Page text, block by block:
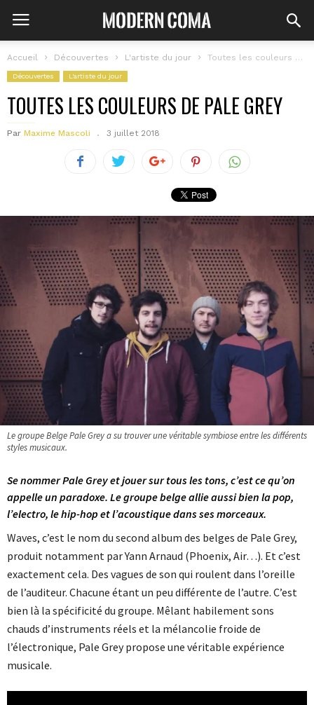
Accueil Découvertes L'artiste du jour Toutes les couleurs de Pale Grey
Découvertes L'artiste du jour
TOUTES LES COULEURS DE PALE GREY
Par Maxime Mascoli 3 juillet 2018
Le groupe Belge Pale Grey a su trouver une véritable symbiose entre les différents
styles musicaux.
Se nommer Pale Grey et jouer sur tous les tons, c’est ce qu’on
appelle un paradoxe. Le groupe belge allie aussi bien la pop,
l’electro, le hip-hop et l’acoustique dans ses morceaux.
Waves, c’est le nom du second album des belges de Pale Grey,
produit notamment par Yann Arnaud (Phoenix, Air…). Et c’est
exactement cela. Des vagues de son qui roulent dans l’oreille
de l’auditeur. Chacune étant un peu différente de l’autre. C’est
bien là la spécificité du groupe. Mêlant habilement sons
chauds d’instruments réels et la mélancolie froide de
l’électronique, Pale Grey propose une véritable expérience
musicale.